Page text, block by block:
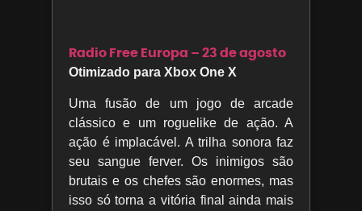
Radio Free Europa – 23 de agosto
Otimizado para Xbox One X
Uma fusão de um jogo de arcade
clássico e um roguelike de ação. A
ação é implacável. A trilha sonora faz
seu sangue ferver. Os inimigos são
brutais e os chefes são enormes, mas
isso só torna a vitória final ainda mais